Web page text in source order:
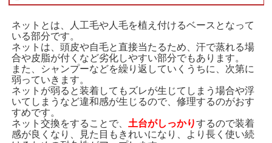
ネットとは、人工毛や人毛を植え付けるベースとなって
いる部分です。
ネットは、頭皮や自毛と直接当たるため、汗で蒸れる場
合や皮脂が付くなど劣化しやすい部分でもあります。
また、シャンプーなどを繰り返していくうちに、次第に
弱っていきます。
ネットが弱ると装着してもズレが生じてしまう場合や浮
いてしまうなど違和感が生じるので、修理するのがおす
すめです。
ネット交換をすることで、 土台がしっかりするので装着
感が良くなり、見た目もきれいになり、より長く使い続